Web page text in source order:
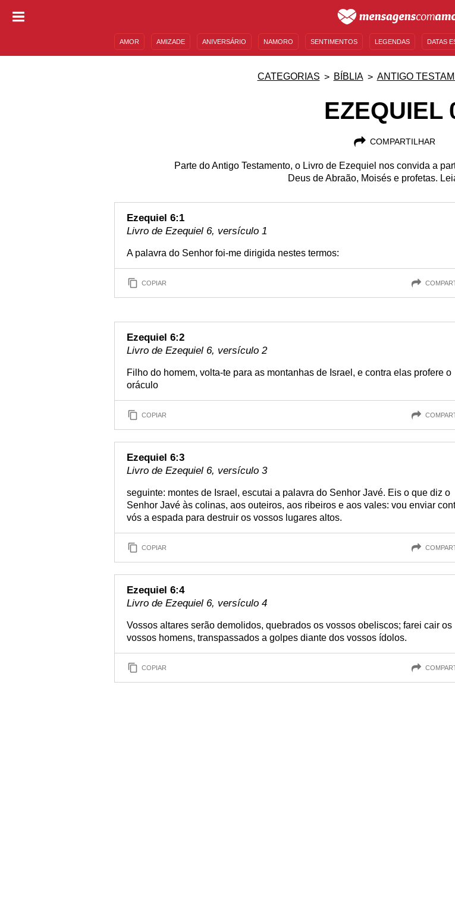
AMOR AMIZADE ANIVERSÁRIO NAMORO SENTIMENTOS LEGENDAS DATAS
CATEGORIAS BÍBLIA ANTIGO
EZEQUIEL
COMPARTILHAR
Parte do Antigo Testamento, o Livro de Ezequiel nos convida a
Deus de Abraão, Moisés e profetas.
Ezequiel 6:1
Livro de Ezequiel 6, versículo 1
A palavra do Senhor foi-me dirigida nestes termos:
COPIAR
Ezequiel 6:2
Livro de Ezequiel 6, versículo 2
Filho do homem, volta-te para as montanhas de Israel, e contra elas profere o
oráculo
COPIAR
Ezequiel 6:3
Livro de Ezequiel 6, versículo 3
seguinte: montes de Israel, escutai a palavra do Senhor Javé. Eis o que diz o
Senhor Javé às colinas, aos outeiros, aos ribeiros e aos vales: vou enviar
vós a espada para destruir os vossos lugares altos.
COPIAR
Ezequiel 6:4
Livro de Ezequiel 6, versículo 4
Vossos altares serão demolidos, quebrados os vossos obeliscos; farei cair os
vossos homens, transpassados a golpes diante dos vossos ídolos.
COPIAR